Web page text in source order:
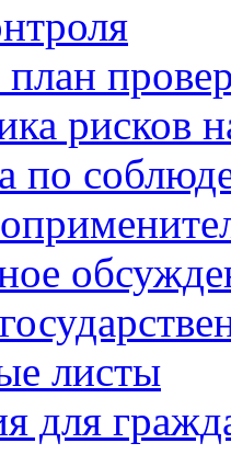
рисков
по
листы
для